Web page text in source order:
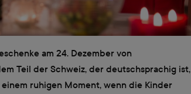
am 24. Dezember von
Teil der Schweiz, der deutschsprachig ist,
ruhigen Moment, wenn die Kinder